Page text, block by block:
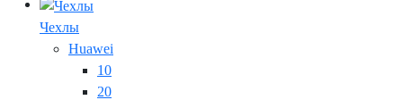
Чехлы
Huawei
10
20